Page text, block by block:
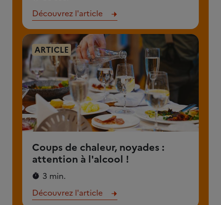
Découvrez l'article
ARTICLE
Coups de chaleur, noyades :
attention à l'alcool !
3 min.
Découvrez l'article